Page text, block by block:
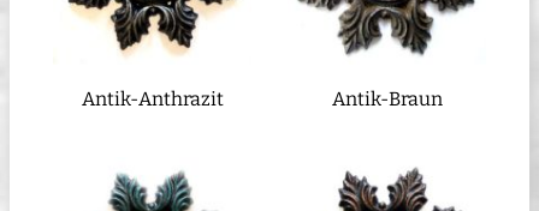
Antik-Anthrazit Antik-Braun